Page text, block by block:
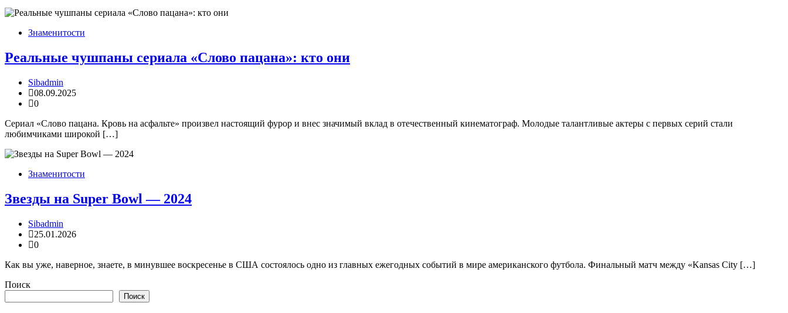
Знаменитости
Реальные чушпаны сериала «Слово пацана»: кто они
Sibadmin
08.09.2025
0
Сериал «Слово пацана. Кровь на асфальте» произвел настоящий фурор и внес значимый вклад в отечественный кинематограф. Молодые талантливые актеры с первых серий стали
любимчиками широкой […]
Знаменитости
Звезды на Super Bowl — 2024
Sibadmin
25.01.2026
0
Как вы уже, наверное, знаете, в минувшее воскресенье в США состоялось одно из главных ежегодных событий в мире американского футбола. Финальный матч между «Kansas City […]
Поиск
Поиск